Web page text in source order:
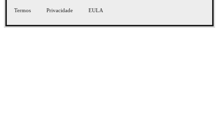
Termos Privacidade EULA